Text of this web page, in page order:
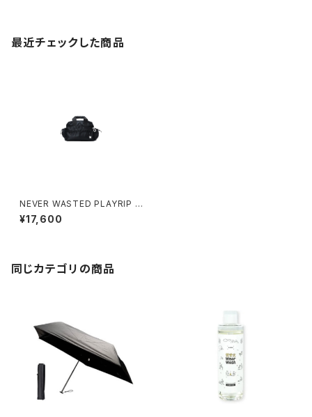
最近チェックした商品
NEVER WASTED PLAYRIP M
A-1
¥17,600
同じカテゴリの商品